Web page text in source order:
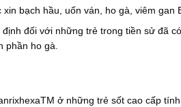
bạch hầu, uốn ván, ho gà, viêm gan
đối với những trẻ trong tiền sử đã
phần ho gà.
ở những trẻ sốt cao cấp